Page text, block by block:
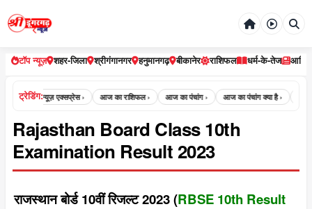
टॉप न्यूज़ शहर-जिला श्रीगंगानगर हनुमानगढ़ बीकानेर राशिफल धर्म-के-तेज
ट्रेडिंग:न्यूज़ एक्सप्रेस › आज का राशिफल › आज का पंचांग › आज का पंचांग क्या है › aaj ka
Rajasthan Board Class 10th
Examination Result 2023
राजस्थान बोर्ड 10वीं रिजल्ट 2023 (RBSE 10th Result